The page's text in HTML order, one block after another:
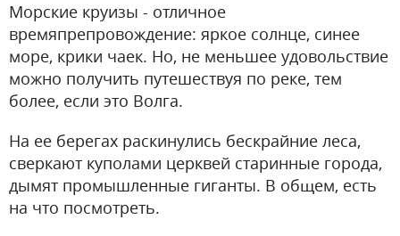
Морские круизы - отличное
времяпрепровождение: яркое солнце, синее
море, крики чаек. Но, не меньшее удовольствие
можно получить путешествуя по реке, тем
более, если это Волга.
На ее берегах раскинулись бескрайние леса,
сверкают куполами церквей старинные города,
дымят промышленные гиганты. В общем, есть
на что посмотреть.